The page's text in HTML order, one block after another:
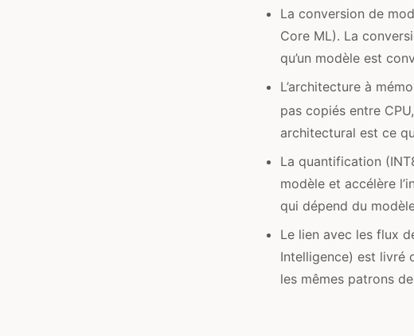
La conversion de
Core ML). La
qu’un modèle est
L’architecture à
pas copiés entre
architectural est ce
La quantification
modèle et accélère
qui dépend du
Le lien avec les flux
Intelligence) est livré
les mêmes patrons